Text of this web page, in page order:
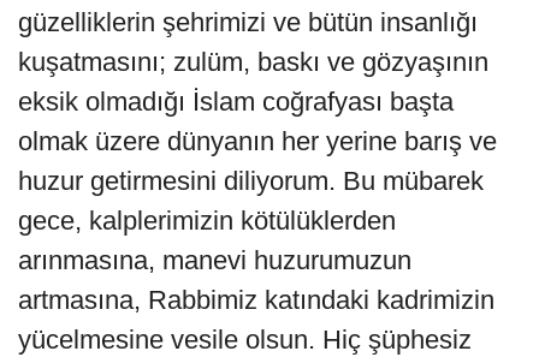
güzelliklerin şehrimizi ve bütün insanlığı
kuşatmasını; zulüm, baskı ve gözyaşının
eksik olmadığı İslam coğrafyası başta
olmak üzere dünyanın her yerine barış ve
huzur getirmesini diliyorum. Bu mübarek
gece, kalplerimizin kötülüklerden
arınmasına, manevi huzurumuzun
artmasına, Rabbimiz katındaki kadrimizin
yücelmesine vesile olsun. Hiç şüphesiz